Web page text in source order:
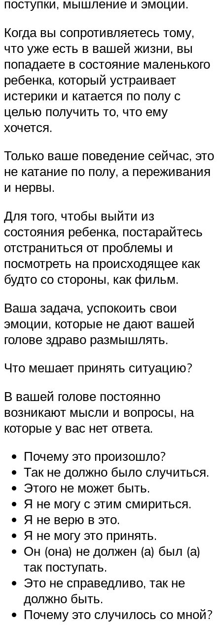
поступки, мышление и эмоции.
Когда вы сопротивляетесь тому,
что уже есть в вашей жизни, вы
попадаете в состояние маленького
ребенка, который устраивает
истерики и катается по полу с
целью получить то, что ему
хочется.
Только ваше поведение сейчас, это
не катание по полу, а переживания
и нервы.
Для того, чтобы выйти из
состояния ребенка, постарайтесь
отстраниться от проблемы и
посмотреть на происходящее как
будто со стороны, как фильм.
Ваша задача, успокоить свои
эмоции, которые не дают вашей
голове здраво размышлять.
Что мешает принять ситуацию?
В вашей голове постоянно
возникают мысли и вопросы, на
которые у вас нет ответа.
Почему это произошло?
Так не должно было случиться.
Этого не может быть.
Я не могу с этим смириться.
Я не верю в это.
Я не могу это принять.
Он (она) не должен (а) был (а)
так поступать.
Это не справедливо, так не
должно быть.
Почему это случилось со мной?